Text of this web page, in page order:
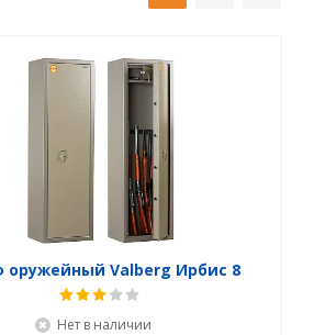
оружейный Valberg Ирбис 8
Нет в наличии